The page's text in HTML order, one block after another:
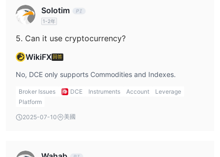
帳戶類型
易者量身定制的實盤帳戶。然而，它並未提及模擬帳戶或伊斯蘭（無
掉期）帳戶的可用性。
DCE 費用
DCE 在文件中未公開展示點差或直接交易佣金率。然而，所有列出
的期貨和期權都適用標準交易所費用結構，通常由合約規格和市場條
件確定。服務類型中國大陸境內大陸境外一級市場數據人民幣
單位）人民幣400,000元/年+每單位月費20元延遲數據（10分鐘）
Solotim
1-2年
5. Can it use cryptocurrency?
WikiFX 回答
No, DCE only supports Commodities and Indexes.
Broker Issues DCE Instruments Account
Leverage
Platform
2025-07-10 美國